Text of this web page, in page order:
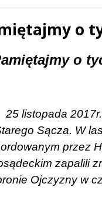
o
o
25 listopada
Sącza. W
przez
zapalili
Ojczyzny w